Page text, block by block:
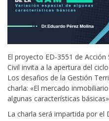
El proyecto ED-3551 de Acción
Civil invita a la apertura del
Los desafios de la Gestión
charla: «El mercado
algunas características
La charla será impartida por el